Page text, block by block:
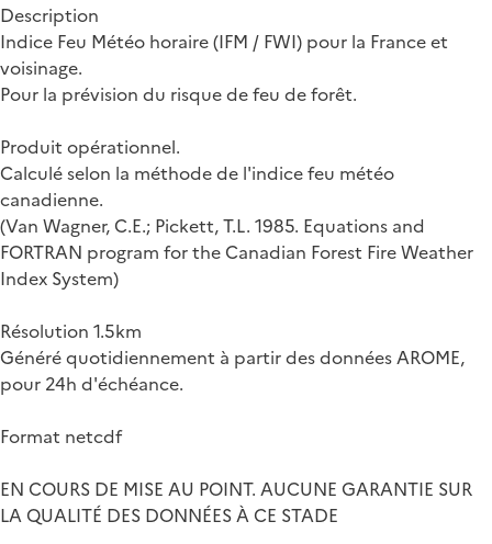
Description
Indice Feu Météo horaire (IFM / FWI) pour la France et
voisinage.
Pour la prévision du risque de feu de forêt.
Produit opérationnel.
Calculé selon la méthode de l'indice feu météo
canadienne.
(Van Wagner, C.E.; Pickett, T.L. 1985. Equations and
FORTRAN program for the Canadian Forest Fire Weather
Index System)
Résolution 1.5km
Généré quotidiennement à partir des données AROME,
pour 24h d'échéance.
Format netcdf
EN COURS DE MISE AU POINT. AUCUNE GARANTIE SUR
LA QUALITÉ DES DONNÉES À CE STADE